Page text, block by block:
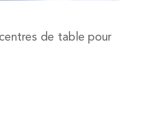
de table pour